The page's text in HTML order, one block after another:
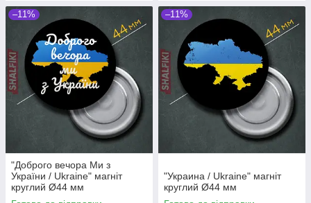
–11%
"Доброго вечора Ми з
України / Ukraine" магніт
круглий Ø44 мм
–11%
"Украина / Ukraine" магніт
круглий Ø44 мм